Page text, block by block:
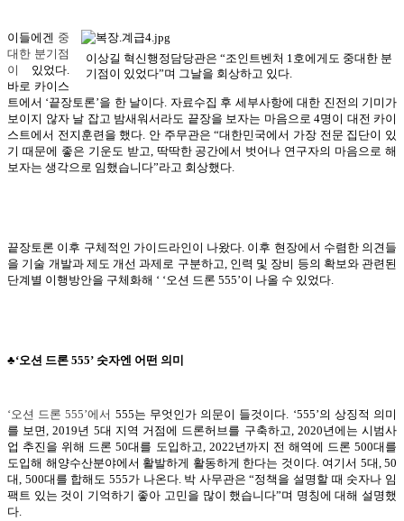
이상길 혁신행정담당관은 “조인트벤처 1호에게도 중대한 분
기점이 있었다”며 그날을 회상하고 있다.
이들에겐 중
대한 분기점
이
있었다.
바로 카이스
트에서 ‘끝장토론’을 한 날이다. 자료수집 후 세부사항에 대한 진전의 기미가
보이지 않자 날 잡고 밤새워서라도 끝장을 보자는 마음으로 4명이 대전 카이
스트에서 전지훈련을 했다. 안 주무관은 “대한민국에서 가장 전문 집단이 있
기 때문에 좋은 기운도 받고, 딱딱한 공간에서 벗어나 연구자의 마음으로 해
보자는 생각으로 임했습니다”라고 회상했다.
끝장토론 이후 구체적인 가이드라인이 나왔다. 이후 현장에서 수렴한 의견들
을 기술 개발과 제도 개선 과제로 구분하고, 인력 및 장비 등의 확보와 관련된
단계별 이행방안을 구체화해 ‘ ‘오션 드론 555’이 나올 수 있었다.
♣‘오션 드론 555’ 숫자엔 어떤 의미
‘오션 드론555’에서 555는 무엇인가 의문이 들것이다. ‘555’의 상징적 의미
를 보면, 2019년 5대 지역 거점에 드론허브를 구축하고, 2020년에는 시범사
업 추진을 위해 드론 50대를 도입하고, 2022년까지 전 해역에 드론 500대를
도입해 해양수산분야에서 활발하게 활동하게 한다는 것이다. 여기서 5대, 50
대, 500대를 합해도 555가 나온다. 박 사무관은 “정책을 설명할 때 숫자나 임
팩트 있는 것이 기억하기 좋아 고민을 많이 했습니다”며 명칭에 대해 설명했
다.